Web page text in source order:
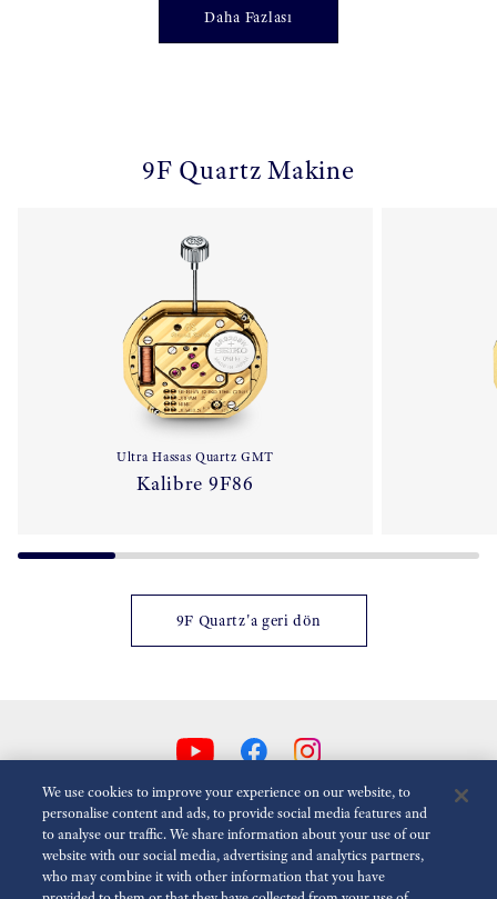
Daha Fazlası
9F Quartz Makine
Ultra Hassas Quartz GMT
Kalibre 9F86
9F Quartz'a geri dön
Animasyonlari Azalt Devre dışı
We use cookies to improve your experience on our website, to
personalise content and ads, to provide social media features and
to analyse our traffic. We share information about your use of our
website with our social media, advertising and analytics partners,
who may combine it with other information that you have